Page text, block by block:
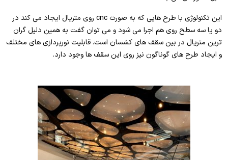
این تکنولوژی با طرح هایی که به صورت cnc روی متریال ایجاد می کند در
دو یا سه سطح روی هم اجرا می شود و می توان گفت به همین دلیل گران
ترین متریال در بین سقف های کشسان است. قابلیت نورپردازی های مختلف
و ایجاد طرح های گوناگون نیز روی این سقف ها وجود دارد.